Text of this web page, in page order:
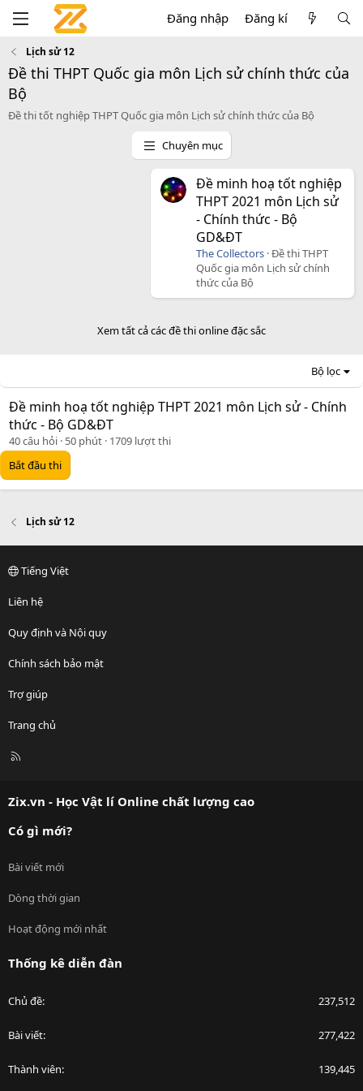
Đăng nhập Đăng kí
Lịch sử 12
Đề thi THPT Quốc gia môn Lịch sử chính thức của
Bộ
Đề thi tốt nghiệp THPT Quốc gia môn Lịch sử chính thức của Bộ
Chuyên mục
Đề minh hoạ tốt nghiệp
THPT 2021 môn Lịch sử
- Chính thức - Bộ
GD&ĐT
The Collectors Đề thi THPT
Quốc gia môn Lịch sử chính
thức của Bộ
Xem tất cả các đề thi online đặc sắc
Bộ lọc
Đề minh hoạ tốt nghiệp THPT 2021 môn Lịch sử - Chính
thức - Bộ GD&ĐT
40 câu hỏi 50 phút 1709 lượt thi
Bắt đầu thi
Lịch sử 12
Tiếng Việt
Liên hệ
Quy định và Nội quy
Chính sách bảo mật
Trợ giúp
Trang chủ
R
Zix.vn - Học Vật lí Online chất lượng cao
Có gì mới?
Bài viết mới
Dòng thời gian
Hoạt động mới nhất
Thống kê diễn đàn
Chủ đề 237,512
Bài viết 277,422
Thành viên 139,445